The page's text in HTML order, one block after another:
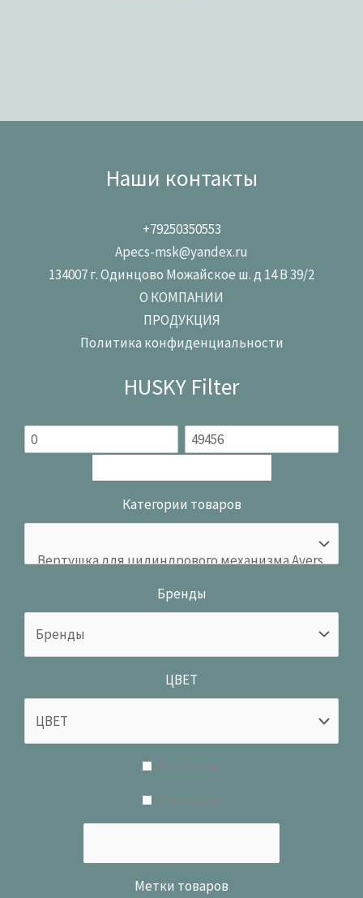
Наши контакты
+79250350553
Apecs-msk@yandex.ru
134007 г. Одинцово Можайское ш. д 14 В 39/2
О КОМПАНИИ
ПРОДУКЦИЯ
Политика конфиденциальности
HUSKY Filter
Категории товаров
Бренды
ЦВЕТ
Метки товаров